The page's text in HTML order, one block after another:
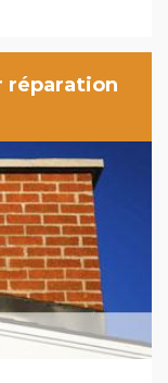
réparation